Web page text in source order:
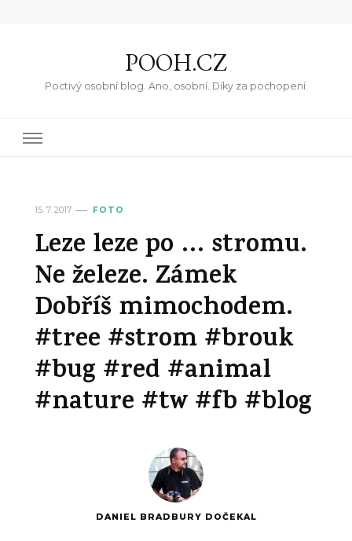
POOH.CZ
Poctivý osobní blog. Ano, osobní. Díky za pochopení.
15. 7. 2017 FOTO
Leze leze po … stromu.
Ne železe. Zámek
Dobříš mimochodem.
#tree #strom #brouk
#bug #red #animal
#nature #tw #fb #blog
DANIEL BRADBURY DOČEKAL